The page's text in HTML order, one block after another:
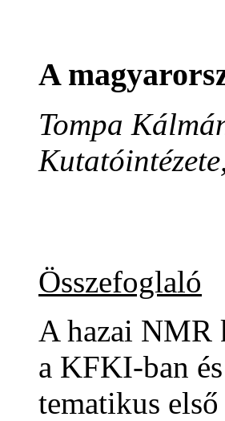
A
Tompa
Összefoglaló
A hazai NMR
a KFKI-ban
tematikus